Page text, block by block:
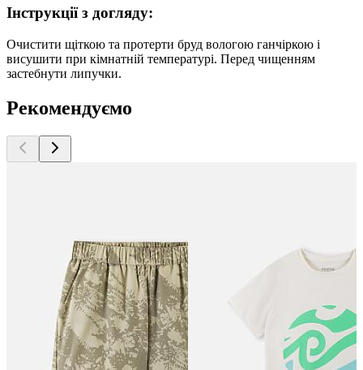
Інструкції з догляду:
Очистити щіткою та протерти бруд вологою ганчіркою і
висушити при кімнатній температурі. Перед чищенням
застебнути липучки.
Рекомендуємо